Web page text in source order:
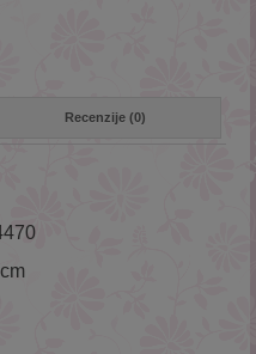
Recenzije (0)